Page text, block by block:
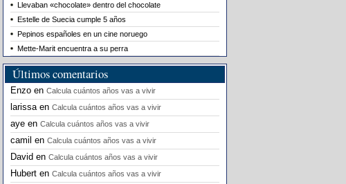
Llevaban «chocolate» dentro del chocolate
Estelle de Suecia cumple 5 años
Pepinos españoles en un cine noruego
Mette-Marit encuentra a su perra
Últimos comentarios
Enzo en Calcula cuántos años vas a vivir
larissaen Calcula cuántos años vas a vivir
aye en Calcula cuántos años vas a vivir
camil en Calcula cuántos años vas a vivir
David en Calcula cuántos años vas a vivir
Hubert en Calcula cuántos años vas a vivir